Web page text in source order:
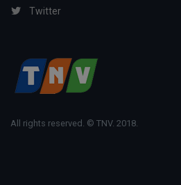
Twitter
All rights reserved. © TNV. 2018.